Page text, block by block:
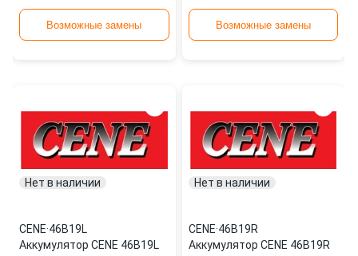
Возможные замены Возможные замены
Нет в наличии
CENE·46B19L
Аккумулятор CENE 46B19L
Нет в наличии
CENE·46B19R
Аккумулятор CENE 46B19R